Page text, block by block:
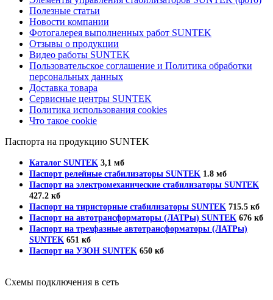
Полезные статьи
Новости компании
Фотогалерея выполненных работ SUNTEK
Отзывы о продукции
Видео работы SUNTEK
Пользовательское соглашение и Политика обработки
персональных данных
Доставка товара
Сервисные центры SUNTEK
Политика использования cookies
Что такое cookie
Паспорта на продукцию SUNTEK
Каталог SUNTEK 3,1 мб
Паспорт релейные стабилизаторы SUNTEK 1.8 мб
Паспорт на электромеханические стабилизаторы SUNTEK
427.2 кб
Паспорт на тиристорные стабилизаторы SUNTEK 715.5 кб
Паспорт на автотрансформаторы (ЛАТРы) SUNTEK 676 кб
Паспорт на трехфазные автотрансформаторы (ЛАТРы)
SUNTEK 651 кб
Паспорт на УЗОН SUNTEK 650 кб
Схемы подключения в сеть